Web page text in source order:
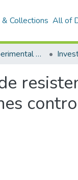
Collections All of
1.- Estación Experimental Santa Catalina